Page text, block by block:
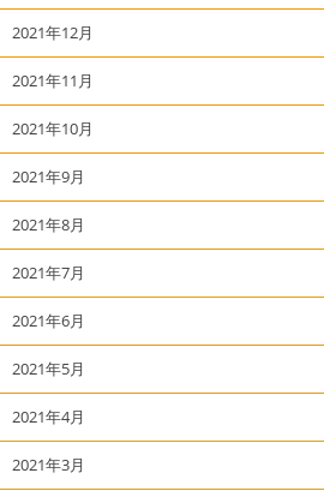
2021年12月
2021年11月
2021年10月
2021年9月
2021年8月
2021年7月
2021年6月
2021年5月
2021年4月
2021年3月